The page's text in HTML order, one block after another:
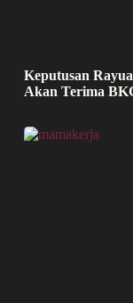
Keputusan
Akan Terima